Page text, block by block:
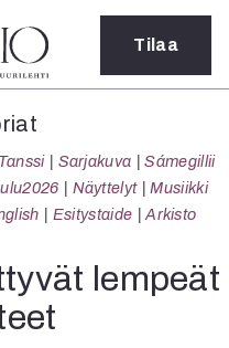
Tilaa
Tanssi Sarjakuva
Sámegillii
Näyttelyt
Musiikki
Esitystaide Arkisto
lempeät